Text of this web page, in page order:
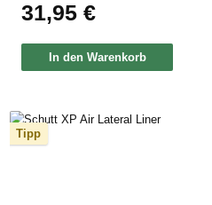
Regulärer Preis:
31,95 €
In den Warenkorb
Tipp